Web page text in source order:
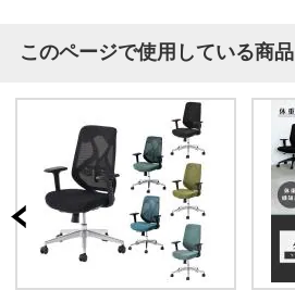
このページで使用している商品